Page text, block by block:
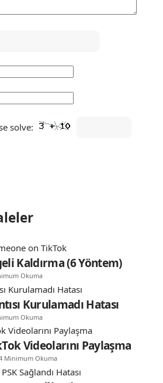
solve:
Kaldırma (6 Yöntem)
Okuma
Kurulamadı Hatası
Okuma
Videolarını Paylaşma
Minimum Okuma